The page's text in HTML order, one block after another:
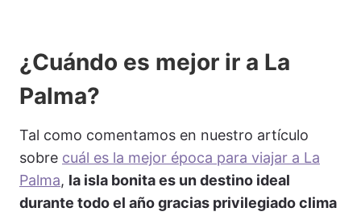
¿Cuándo es mejor ir a La
Palma?
Tal como comentamos en nuestro artículo
sobre cuál es la mejor época para viajar a La
Palma, la isla bonita es un destino ideal
durante todo el año gracias privilegiado clima